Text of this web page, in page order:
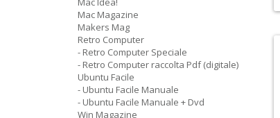
Mac Magazine
Makers Mag
Retro Computer
- Retro Computer Speciale
- Retro Computer raccolta Pdf (digitale)
Ubuntu Facile
- Ubuntu Facile Manuale
- Ubuntu Facile Manuale + Dvd
Win Magazine